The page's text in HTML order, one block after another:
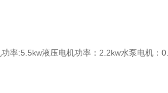
率:5.5kw液压电机功率：2.2kw水泵电机：